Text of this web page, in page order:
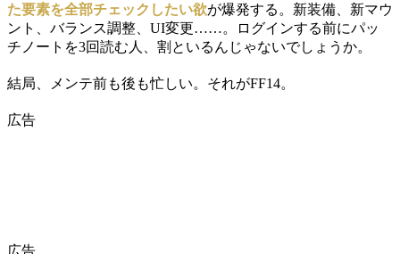
た要素を全部チェックしたい欲が爆発する。新装備、新マウ
ント、バランス調整、UI変更……。ログインする前にパッ
チノートを3回読む人、割といるんじゃないでしょうか。
結局、メンテ前も後も忙しい。それがFF14。
広告
広告